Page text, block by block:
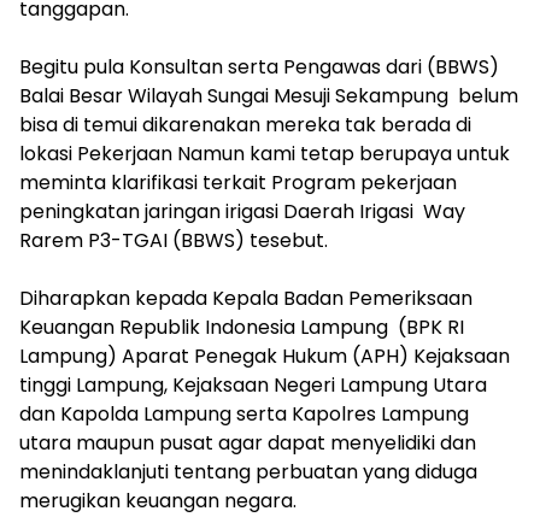
tanggapan.
‎Begitu pula Konsultan serta Pengawas dari (BBWS)
Balai Besar Wilayah Sungai Mesuji Sekampung belum
bisa di temui dikarenakan mereka tak berada di
lokasi Pekerjaan Namun kami tetap berupaya untuk
meminta klarifikasi terkait Program pekerjaan
peningkatan jaringan irigasi Daerah Irigasi Way
Rarem P3-TGAI (BBWS) tesebut.
‎Diharapkan kepada Kepala Badan Pemeriksaan
Keuangan Republik Indonesia Lampung (BPK RI
Lampung) Aparat Penegak Hukum (APH) Kejaksaan
tinggi Lampung, Kejaksaan Negeri Lampung Utara
dan Kapolda Lampung serta Kapolres Lampung
utara maupun pusat agar dapat menyelidiki dan
menindaklanjuti tentang perbuatan yang diduga
merugikan keuangan negara.